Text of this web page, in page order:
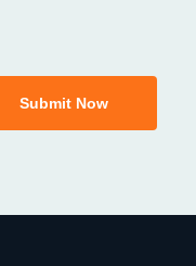
Submit Now